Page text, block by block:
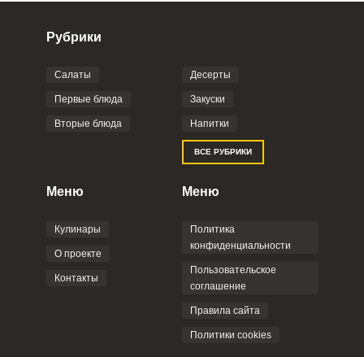
Фото до 4 шт, до 5 mb
Отправляя эту форму, вы соглашаетесь с
Политикой
Пользовательским
соглашением
Рубрики
Салаты
Первые блюда
Вторые блюда
Десерты
Закуски
Напитки
ВСЕ РУБРИКИ
Меню
Кулинары
О проекте
Контакты
Меню
Политика
конфиденциальности
Пользовательское
соглашение
Правила сайта
Политики cookies